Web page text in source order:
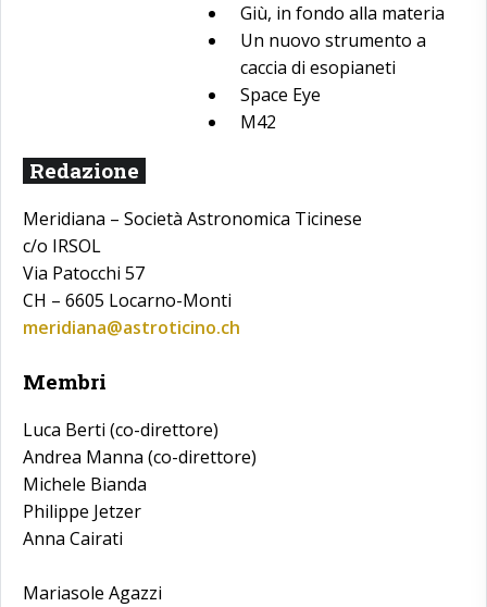
Giù, in fondo alla materia
Un nuovo strumento a
caccia di esopianeti
Space Eye
M42
Redazione
Meridiana – Società Astronomica Ticinese
c/o IRSOL
Via Patocchi 57
CH – 6605 Locarno-Monti
meridiana@astroticino.ch
Membri
Luca Berti (co-direttore)
Andrea Manna (co-direttore)
Michele Bianda
Philippe Jetzer
Anna Cairati
Mariasole Agazzi